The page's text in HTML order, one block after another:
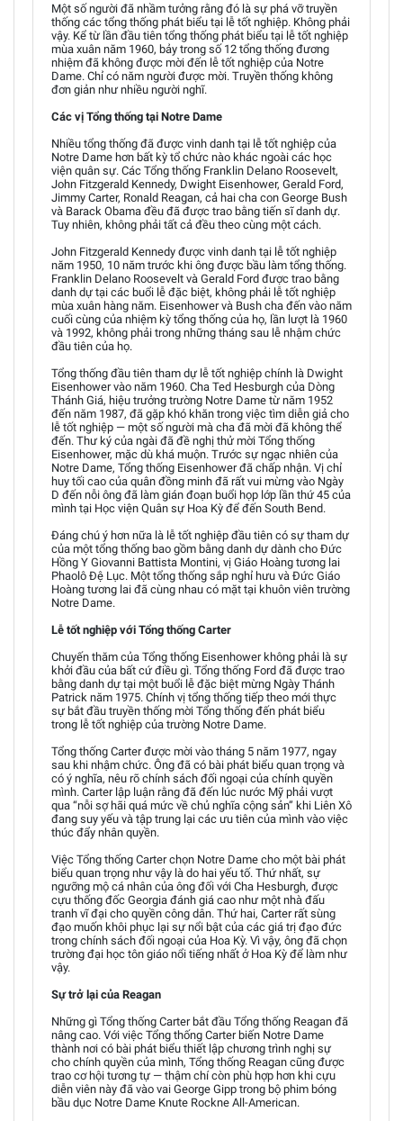
Một số người đã nhầm tưởng rằng đó là sự phá vỡ truyền
thống các tổng thống phát biểu tại lễ tốt nghiệp. Không phải
vậy. Kể từ lần đầu tiên tổng thống phát biểu tại lễ tốt nghiệp
mùa xuân năm 1960, bảy trong số 12 tổng thống đương
nhiệm đã không được mời đến lễ tốt nghiệp của Notre
Dame. Chỉ có năm người được mời. Truyền thống không
đơn giản như nhiều người nghĩ.
Các vị Tổng thống tại Notre Dame
Nhiều tổng thống đã được vinh danh tại lễ tốt nghiệp của
Notre Dame hơn bất kỳ tổ chức nào khác ngoài các học
viện quân sự. Các Tổng thống Franklin Delano Roosevelt,
John Fitzgerald Kennedy, Dwight Eisenhower, Gerald Ford,
Jimmy Carter, Ronald Reagan, cả hai cha con George Bush
và Barack Obama đều đã được trao bằng tiến sĩ danh dự.
Tuy nhiên, không phải tất cả đều theo cùng một cách.
John Fitzgerald Kennedy được vinh danh tại lễ tốt nghiệp
năm 1950, 10 năm trước khi ông được bầu làm tổng thống.
Franklin Delano Roosevelt và Gerald Ford được trao bằng
danh dự tại các buổi lễ đặc biệt, không phải lễ tốt nghiệp
mùa xuân hàng năm. Eisenhower và Bush cha đến vào năm
cuối cùng của nhiệm kỳ tổng thống của họ, lần lượt là 1960
và 1992, không phải trong những tháng sau lễ nhậm chức
đầu tiên của họ.
Tổng thống đầu tiên tham dự lễ tốt nghiệp chính là Dwight
Eisenhower vào năm 1960. Cha Ted Hesburgh của Dòng
Thánh Giá, hiệu trưởng trường Notre Dame từ năm 1952
đến năm 1987, đã gặp khó khăn trong việc tìm diễn giả cho
lễ tốt nghiệp — một số người mà cha đã mời đã không thể
đến. Thư ký của ngài đã đề nghị thử mời Tổng thống
Eisenhower, mặc dù khá muộn. Trước sự ngạc nhiên của
Notre Dame, Tổng thống Eisenhower đã chấp nhận. Vị chỉ
huy tối cao của quân đồng minh đã rất vui mừng vào Ngày
D đến nỗi ông đã làm gián đoạn buổi họp lớp lần thứ 45 của
mình tại Học viện Quân sự Hoa Kỳ để đến South Bend.
Đáng chú ý hơn nữa là lễ tốt nghiệp đầu tiên có sự tham dự
của một tổng thống bao gồm bằng danh dự dành cho Đức
Hồng Y Giovanni Battista Montini, vị Giáo Hoàng tương lai
Phaolô Đệ Lục. Một tổng thống sắp nghỉ hưu và Đức Giáo
Hoàng tương lai đã cùng nhau có mặt tại khuôn viên trường
Notre Dame.
Lễ tốt nghiệp với Tổng thống Carter
Chuyến thăm của Tổng thống Eisenhower không phải là sự
khởi đầu của bất cứ điều gì. Tổng thống Ford đã được trao
bằng danh dự tại một buổi lễ đặc biệt mừng Ngày Thánh
Patrick năm 1975. Chính vị tổng thống tiếp theo mới thực
sự bắt đầu truyền thống mời Tổng thống đến phát biểu
trong lễ tốt nghiệp của trường Notre Dame.
Tổng thống Carter được mời vào tháng 5 năm 1977, ngay
sau khi nhậm chức. Ông đã có bài phát biểu quan trọng và
có ý nghĩa, nêu rõ chính sách đối ngoại của chính quyền
mình. Carter lập luận rằng đã đến lúc nước Mỹ phải vượt
qua “nỗi sợ hãi quá mức về chủ nghĩa cộng sản” khi Liên Xô
đang suy yếu và tập trung lại các ưu tiên của mình vào việc
thúc đẩy nhân quyền.
Việc Tổng thống Carter chọn Notre Dame cho một bài phát
biểu quan trọng như vậy là do hai yếu tố. Thứ nhất, sự
ngưỡng mộ cá nhân của ông đối với Cha Hesburgh, được
cựu thống đốc Georgia đánh giá cao như một nhà đấu
tranh vĩ đại cho quyền công dân. Thứ hai, Carter rất sùng
đạo muốn khôi phục lại sự nổi bật của các giá trị đạo đức
trong chính sách đối ngoại của Hoa Kỳ. Vì vậy, ông đã chọn
trường đại học tôn giáo nổi tiếng nhất ở Hoa Kỳ để làm như
vậy.
Sự trở lại của Reagan
Những gì Tổng thống Carter bắt đầu Tổng thống Reagan đã
nâng cao. Với việc Tổng thống Carter biến Notre Dame
thành nơi có bài phát biểu thiết lập chương trình nghị sự
cho chính quyền của mình, Tổng thống Reagan cũng được
trao cơ hội tương tự — thậm chí còn phù hợp hơn khi cựu
diễn viên này đã vào vai George Gipp trong bộ phim bóng
bầu dục Notre Dame Knute Rockne All-American.